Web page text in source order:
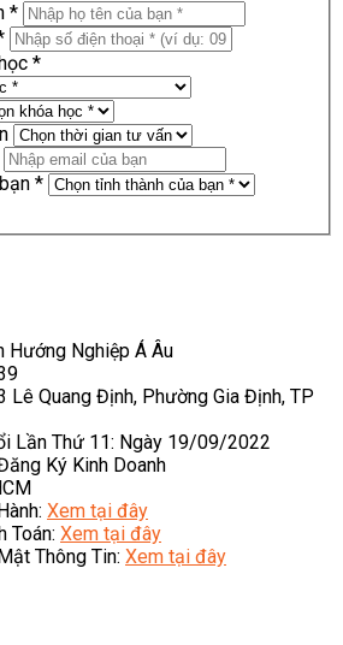
*
*
*
Hướng Nghiệp Á Âu
Lê Quang Định, Phường Gia Định, TP
Lần Thứ 11: Ngày 19/09/2022
Ký Kinh Doanh
Xem tại đây
Toán: Xem tại đây
Thông Tin: Xem tại đây